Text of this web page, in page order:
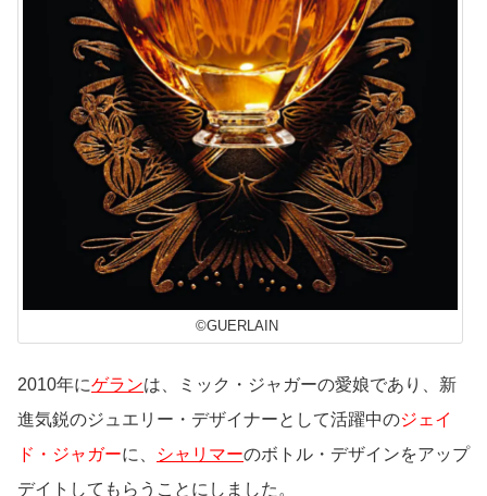
©GUERLAIN
2010年にゲランは、ミック・ジャガーの愛娘であり、新
進気鋭のジュエリー・デザイナーとして活躍中のジェイ
ド・ジャガーに、 シャリマーのボトル・デザインをアップ
デイトしてもらうことにしました。